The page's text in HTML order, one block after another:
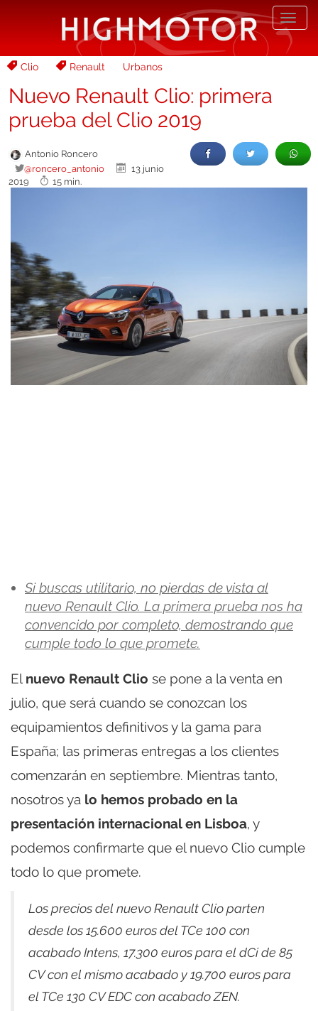
Clio Renault Urbanos
Nuevo Renault Clio: primera
prueba del Clio 2019
Antonio Roncero
@roncero_antonio
13 junio
2019
15 min.
Si buscas utilitario, no pierdas de vista al
nuevo Renault Clio. La primera prueba nos ha
convencido por completo, demostrando que
cumple todo lo que promete.
El nuevo Renault Clio se pone a la venta en
julio, que será cuando se conozcan los
equipamientos definitivos y la gama para
España; las primeras entregas a los clientes
comenzarán en septiembre. Mientras tanto,
nosotros ya lo hemos probado en la
presentación internacional en Lisboa, y
podemos confirmarte que el nuevo Clio cumple
todo lo que promete.
Los precios del nuevo Renault Clio parten
desde los 15.600 euros del TCe 100 con
acabado Intens, 17.300 euros para el dCi de 85
CV con el mismo acabado y 19.700 euros para
el TCe 130 CV EDC con acabado ZEN.